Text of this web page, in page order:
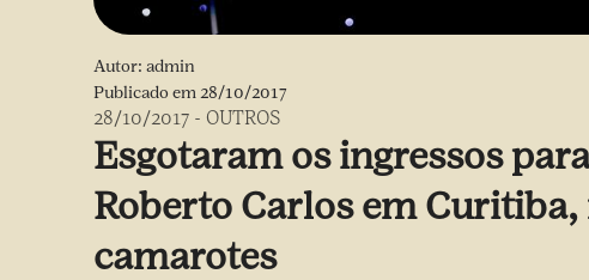
Autor: admin
Publicado em28/10/2017
28/10/2017 - OUTROS
Esgotaram os ingressos
Roberto Carlos em
camarotes